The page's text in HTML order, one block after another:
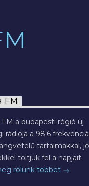
FM
FM a budapesti régió új
rádiója a 98.6
tartalmakkal,
töltjük fel a napjait.
rólunk többet